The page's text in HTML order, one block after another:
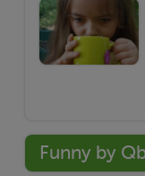
Funny by